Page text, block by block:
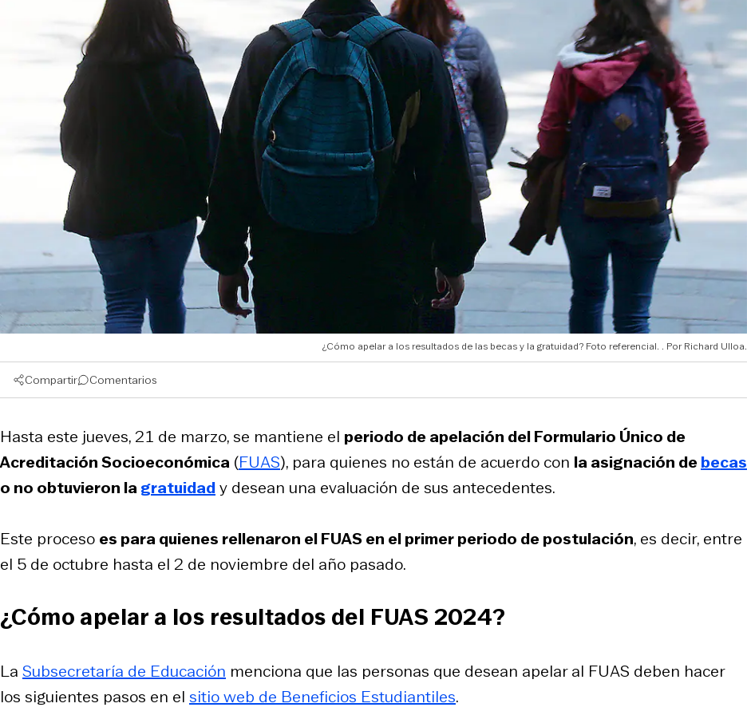
¿Cómo apelar a los resultados de las becas y la gratuidad? Foto referencial. Richard Ulloa.
Compartir Comentarios
Hasta este jueves, 21 de marzo, se mantiene el periodo de apelación del Formulario Único de
Acreditación Socioeconómica (FUAS), para quienes no están de acuerdo con la asignación debecas
o no obtuvieron lagratuidady desean una evaluación de sus antecedentes.
Este proceso es para quienes rellenaron el FUAS en el primer periodo de postulación, es decir, entre
el 5 de octubre hasta el 2 de noviembre del año pasado.
¿Cómo apelar a los resultados del FUAS 2024?
La Subsecretaría de Educación menciona que las personas que desean apelar al FUAS deben hacer
los siguientes pasos en el sitio web de Beneficios Estudiantiles.